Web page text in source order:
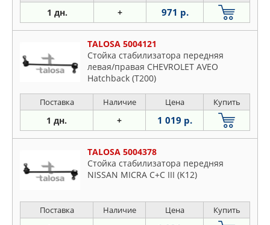
1 дн. + 971 р.
TALOSA 5004121
Стойка стабилизатора передняя
левая/правая CHEVROLET AVEO
Hatchback (T200)
Поставка Наличие Цена Купить
1 дн. + 1 019 р.
TALOSA 5004378
Стойка стабилизатора передняя
NISSAN MICRA C+C III (K12)
Поставка Наличие Цена Купить